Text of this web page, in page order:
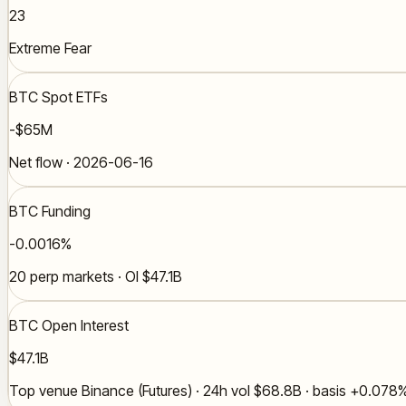
23
Extreme Fear
BTC Spot ETFs
-$65M
Net flow · 2026-06-16
BTC Funding
-0.0016%
20 perp markets · OI $47.1B
BTC Open Interest
$47.1B
Top venue Binance (Futures) · 24h vol $68.8B · basis